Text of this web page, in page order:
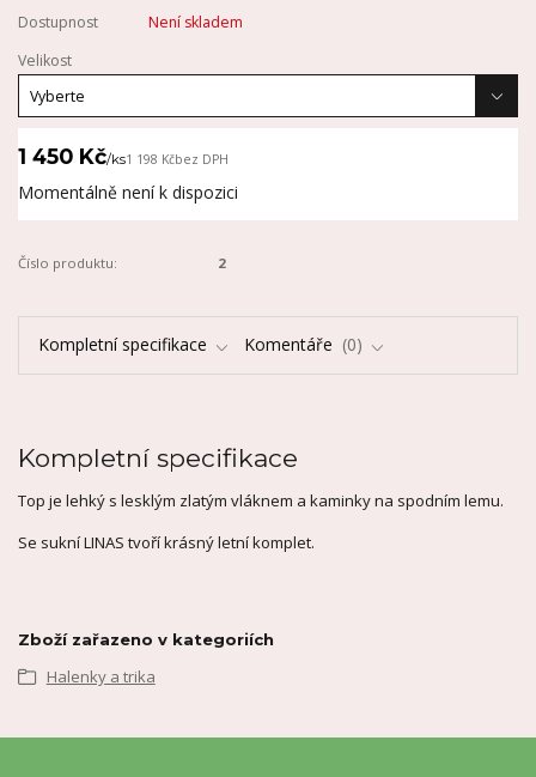
Dostupnost
Není skladem
Velikost
1 450 Kč/ks1 198 Kčbez DPH
Momentálně není k dispozici
Číslo produktu: 2
Kompletní specifikace Komentáře 0
Kompletní specifikace
Top je lehký s lesklým zlatým vláknem a kaminky na spodním lemu.
Se sukní LINAS tvoří krásný letní komplet.
Zboží zařazeno v kategoriích
Halenky a trika